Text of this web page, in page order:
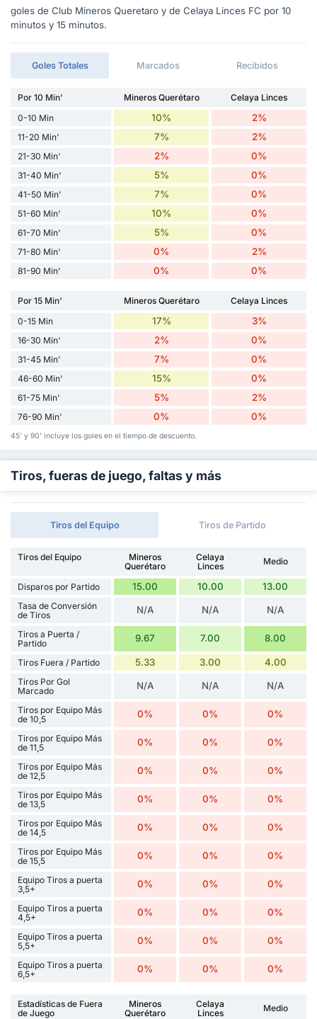
goles de Club Mineros Queretaro y de Celaya Linces FC por 10
minutos y 15 minutos.
Goles Totales Marcados Recibidos
Por 10 Min' Mineros Querétaro
Celaya Linces
0-10 Min
10% 2%
11-20 Min' 7% 2%
21-30 Min' 2% 0%
31-40 Min' 5% 0%
41-50 Min' 7% 0%
51-60 Min' 10% 0%
61-70 Min' 5% 0%
71-80 Min' 0% 2%
81-90 Min' 0% 0%
Por 15 Min' Mineros Querétaro
Celaya Linces
0-15 Min
17% 3%
16-30 Min' 2% 0%
31-45 Min' 7% 0%
46-60 Min' 15% 0%
61-75 Min' 5% 2%
76-90 Min' 0% 0%
45' y 90' incluye los goles en el tiempo de descuento.
Tiros, fueras de juego, faltas y más
Tiros del Equipo Tiros de Partido
Tiros del Equipo
Mineros
Querétaro
Celaya
Linces
Medio
Disparos por Partido 15.00 10.00 13.00
Tasa de Conversión
de Tiros
N/A N/A N/A
Tiros a Puerta /
Partido
9.67 7.00 8.00
Tiros Fuera / Partido 5.33 3.00 4.00
Tiros Por Gol
Marcado
N/A N/A N/A
Tiros por Equipo Más
de 10,5
0% 0% 0%
Tiros por Equipo Más
de 11,5
0% 0% 0%
Tiros por Equipo Más
de 12,5
0% 0% 0%
Tiros por Equipo Más
de 13,5
0% 0% 0%
Tiros por Equipo Más
de 14,5
0% 0% 0%
Tiros por Equipo Más
de 15,5
0% 0% 0%
Equipo Tiros a puerta
3,5+
0% 0% 0%
Equipo Tiros a puerta
4,5+
0% 0% 0%
Equipo Tiros a puerta
5,5+
0% 0% 0%
Equipo Tiros a puerta
6,5+
0% 0% 0%
Estadísticas de Fuera
de Juego
Mineros
Querétaro
Celaya
Linces
Medio